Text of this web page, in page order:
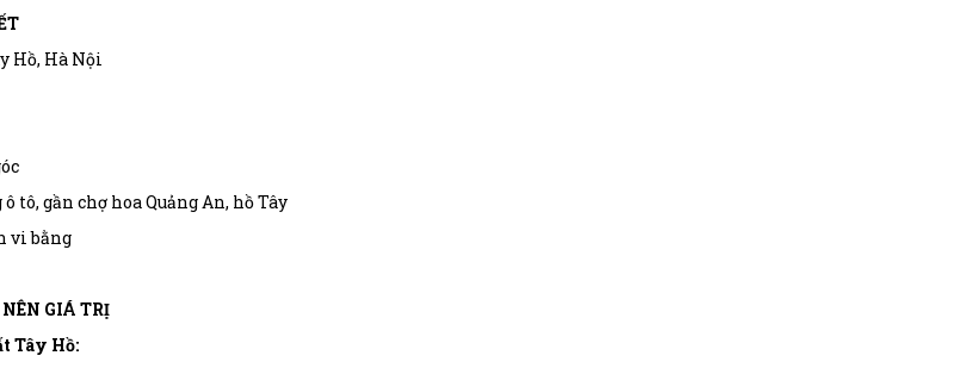
Hồ, Hà Nội
tô, gần chợ hoa Quảng An, hồ Tây
vi bằng
GIÁ TRỊ
Tây Hồ: